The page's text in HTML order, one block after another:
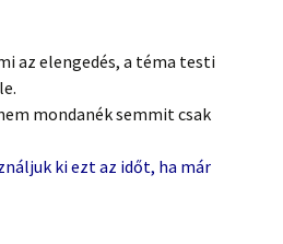
az elengedés, a téma testi
mondanék semmit csak
ki ezt az időt, ha már